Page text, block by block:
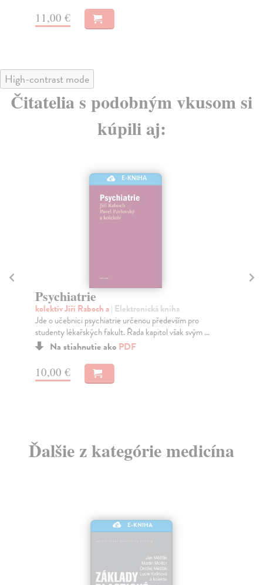
11,00 €
High-contrast mode
Čitatelia s podobným vkusom si
kúpili aj:
E-KNIHA
Psychiatrie
kolektív Jiří Raboch a| Elektronická kniha
Jde o učebnici psychiatrie určenou především pro
studenty lékařských fakult. Řada kapitol však svým ...
Na stiahnutie ako PDF
10,00 €
Ďalšie z kategórie medicína
E-KNIHA